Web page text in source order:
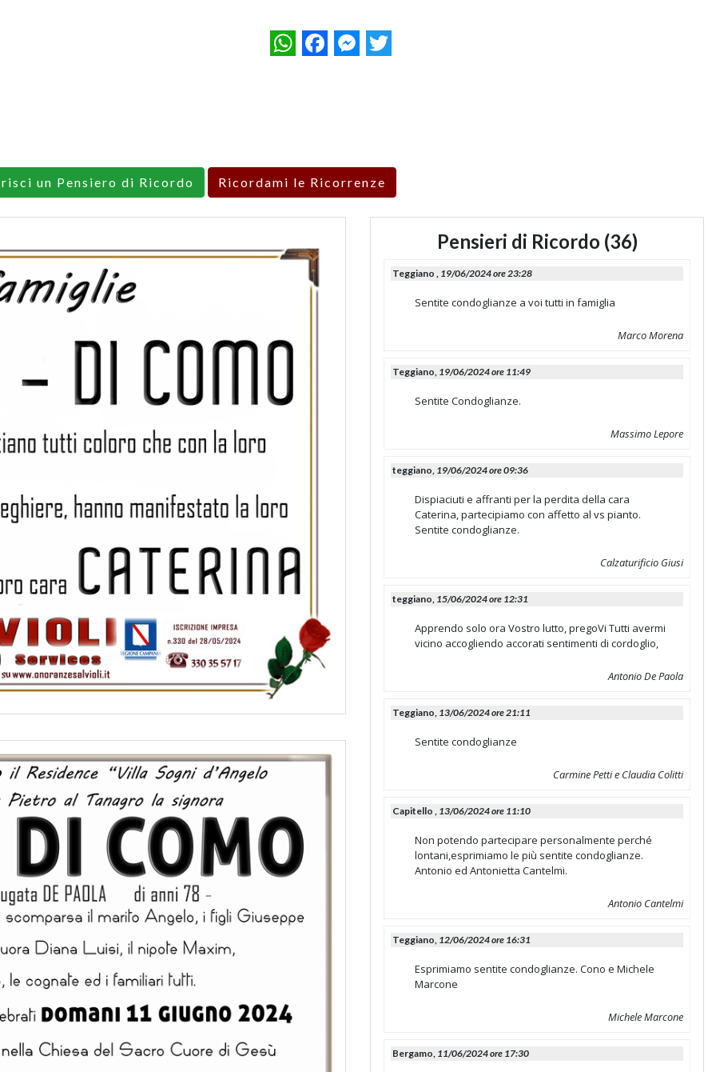
WhatsAppFacebookMessenger
Twitter
un Pensiero di Ricordo Ricordami le Ricorrenze
Pensieri di Ricordo (36)
Teggiano , 19/06/2024 ore 23:28
Sentite condoglianze a voi tutti in famiglia
Marco Morena
Teggiano, 19/06/2024 ore 11:49
Sentite Condoglianze.
Massimo Lepore
teggiano, 19/06/2024 ore 09:36
Dispiaciuti e affranti per la perdita della cara
Caterina, partecipiamo con affetto al vs pianto.
Sentite condoglianze.
Calzaturificio Giusi
teggiano, 15/06/2024 ore 12:31
Apprendo solo ora Vostro lutto, pregoVi Tutti avermi
vicino accogliendo accorati sentimenti di cordoglio,
Antonio De Paola
Teggiano, 13/06/2024 ore 21:11
Sentite condoglianze
Carmine Petti e Claudia Colitti
Capitello , 13/06/2024 ore 11:10
Non potendo partecipare personalmente perché
lontani,esprimiamo le più sentite condoglianze.
Antonio ed Antonietta Cantelmi.
Antonio Cantelmi
Teggiano, 12/06/2024 ore 16:31
Esprimiamo sentite condoglianze. Cono e Michele
Marcone
Michele Marcone
Bergamo, 11/06/2024 ore 17:30